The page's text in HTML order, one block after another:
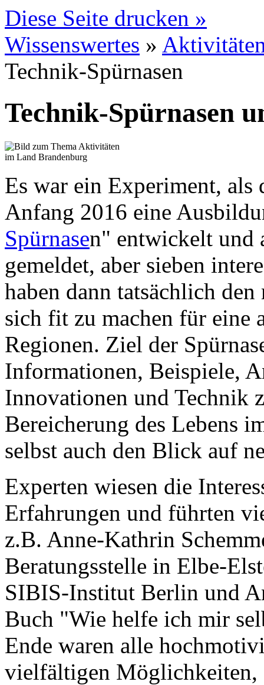
Diese Seite drucken »
Wissenswertes »
Technik-Spürnasen
Technik-Spürnasen
Es war ein Experiment, als
Anfang 2016 eine
Spürnasen" entwickelt und
gemeldet, aber sieben
haben dann tatsächlich
sich fit zu machen für
Regionen. Ziel der
Informationen, Beispiele,
Innovationen und Technik
Bereicherung des Lebens
selbst auch den Blick auf
Experten wiesen die
Erfahrungen und führten
z.B. Anne-Kathrin
Beratungsstelle in Elbe-
SIBIS-Institut Berlin und
Buch "Wie helfe ich mir
Ende waren alle
vielfältigen Möglichkeiten,